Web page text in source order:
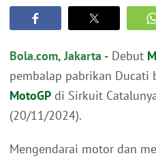
Bola.com, Jakarta - Debut
pembalap pabrikan Ducati
MotoGP di Sirkuit
(20/11/2024).
Mengendarai motor dan